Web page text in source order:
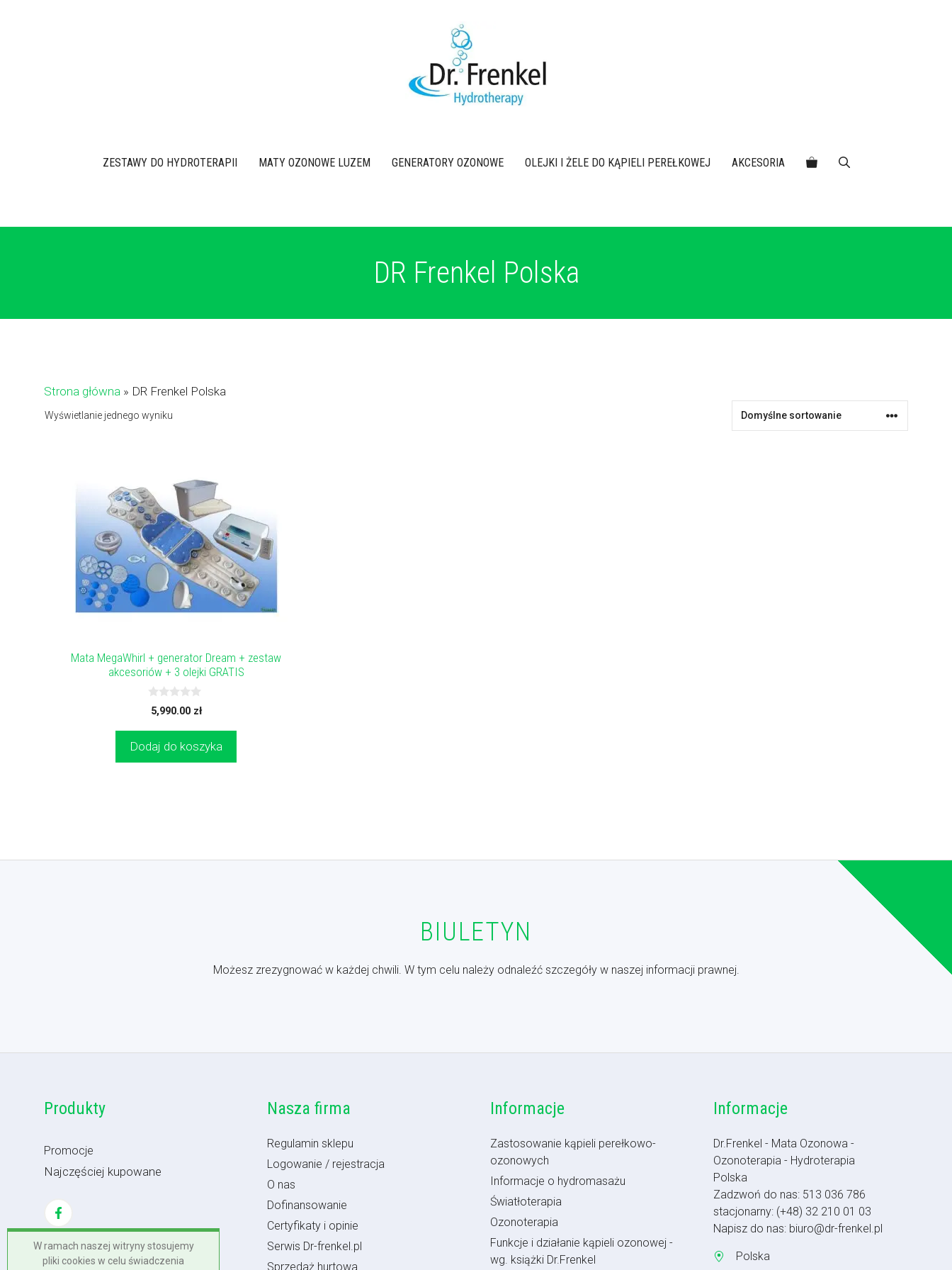
ZESTAWY DO HYDROTERAPII MATY OZONOWE LUZEM GENERATORY OZONOWE OLEJKI I ŻELE DO KĄPIELI PEREŁKOWEJ AKCESORIA
DR Frenkel Polska
Strona główna » DR Frenkel Polska
Wyświetlanie jednego wyniku
Mata MegaWhirl + generator Dream + zestaw
akcesoriów + 3 olejki GRATIS
0
z5,990.00 zł
Dodaj do koszyka
BIULETYN
Możesz zrezygnować w każdej chwili. W tym celu należy odnaleźć szczegóły w naszej informacji prawnej.
Produkty
Promocje
Najczęściej kupowane
Nasza firma
Regulamin sklepu
Logowanie / rejestracja
O nas
Dofinansowanie
Certyfikaty i opinie
Serwis Dr-frenkel.pl
Sprzedaż hurtowa
Informacje
Zastosowanie kąpieli perełkowo-
ozonowych
Informacje o hydromasażu
Światłoterapia
Ozonoterapia
Funkcje i działanie kąpieli ozonowej -
wg. książki Dr.Frenkel
Informacje
Dr.Frenkel - Mata Ozonowa -
Ozonoterapia - Hydroterapia
Polska
Zadzwoń do nas: 513 036 786
stacjonarny: (+48) 32 210 01 03
Napisz do nas: biuro@dr-frenkel.pl
Polska
W ramach naszej witryny stosujemy
pliki cookies w celu świadczenia